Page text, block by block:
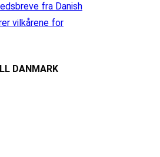
fra Danish
vilkårene for
DANMARK